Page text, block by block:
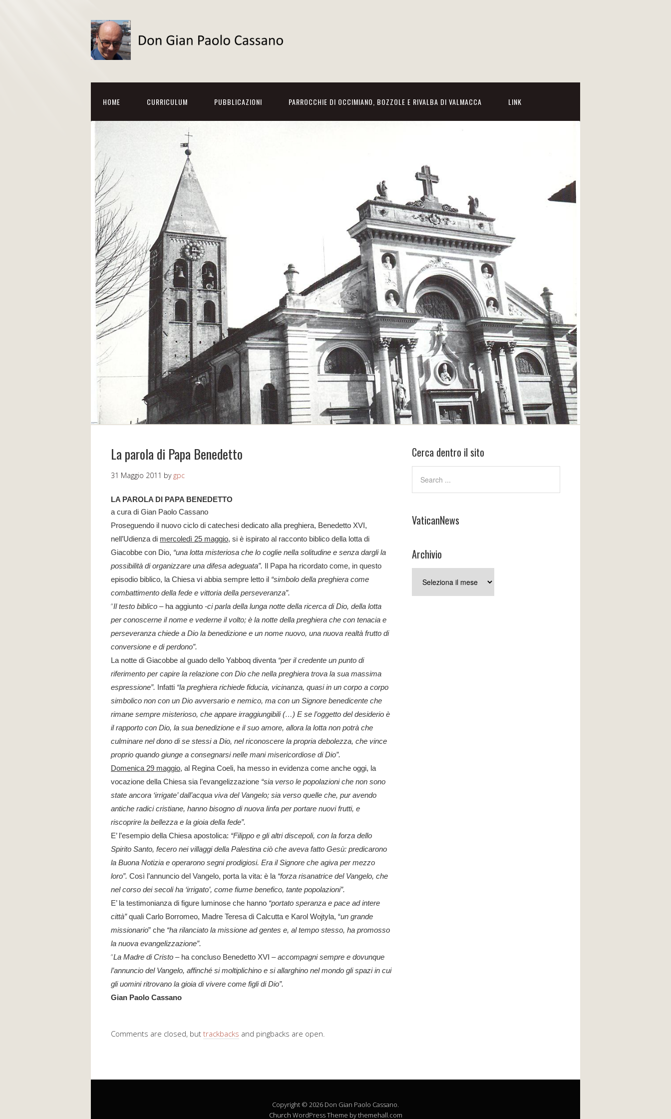
HOME CURRICULUM PUBBLICAZIONI PARROCCHIE DI OCCIMIANO, BOZZOLE E RIVALBA DI VALMACCA LINK
La parola di Papa Benedetto
31 Maggio 2011 by gpc
LA PAROLA DI PAPA BENEDETTO
a cura di Gian Paolo Cassano
Proseguendo il nuovo ciclo di catechesi dedicato alla preghiera, Benedetto XVI,
nell’Udienza di mercoledì 25 maggio, si è ispirato al racconto biblico della lotta di
Giacobbe con Dio, “una lotta misteriosa che lo coglie nella solitudine e senza dargli la
possibilità di organizzare una difesa adeguata”.
Il Papa ha ricordato come, in questo
episodio biblico, la Chiesa vi abbia sempre letto il “simbolo della preghiera come
combattimento della fede e vittoria della perseveranza”.
“Il testo biblico – ha aggiunto -ci parla della lunga notte della ricerca di Dio, della lotta
per conoscerne il nome e vederne il volto; è la notte della preghiera che con tenacia e
perseveranza chiede a Dio la benedizione e un nome nuovo, una nuova realtà frutto di
conversione e di perdono”.
La notte di Giacobbe al guado dello Yabboq diventa “per il credente un punto di
riferimento per capire la relazione con Dio che nella preghiera trova la sua massima
espressione”.
Infatti “la preghiera richiede fiducia, vicinanza, quasi in un corpo a corpo
simbolico non con un Dio avversario e nemico, ma con un Signore benedicente che
rimane sempre misterioso, che appare irraggiungibili (…) E se l’oggetto del desiderio è
il rapporto con Dio, la sua benedizione e il suo amore, allora la lotta non potrà che
culminare nel dono di se stessi a Dio, nel riconoscere la propria debolezza, che vince
proprio quando giunge a consegnarsi nelle mani misericordiose di Dio”.
Domenica 29 maggio, al Regina Coeli, ha messo in evidenza come anche oggi, la
vocazione della Chiesa sia l’evangelizzazione “sia verso le popolazioni che non sono
state ancora ‘irrigate’ dall’acqua viva del Vangelo; sia verso quelle che, pur avendo
antiche radici cristiane, hanno bisogno di nuova linfa per portare nuovi frutti, e
riscoprire la bellezza e la gioia della fede”.
E’ l’esempio della Chiesa apostolica: “Filippo e gli altri discepoli, con la forza dello
Spirito Santo, fecero nei villaggi della Palestina ciò che aveva fatto Gesù: predicarono
la Buona Notizia e operarono segni prodigiosi. Era il Signore che agiva per mezzo
loro”. Così l’annuncio del Vangelo, porta la vita: è la “forza risanatrice del Vangelo, che
nel corso dei secoli ha ‘irrigato’, come fiume benefico, tante popolazioni”.
E’ la testimonianza di figure luminose che hanno “portato speranza e pace ad intere
città”quali Carlo Borromeo, Madre Teresa di Calcutta e Karol Wojtyla, “un grande
missionario” che “ha rilanciato la missione ad gentes e, al tempo stesso, ha promosso
la nuova evangelizzazione”.
“La Madre di Cristo – ha concluso Benedetto XVI – accompagni sempre e dovunque
l’annuncio del Vangelo, affinché si moltiplichino e si allarghino nel mondo gli spazi in cui
gli uomini ritrovano la gioia di vivere come figli di Dio”.
Gian Paolo Cassano
Comments are closed, but trackbacks and pingbacks are open.
Cerca dentro il sito
VaticanNews
Archivio
Copyright © 2026 Don Gian Paolo Cassano.
Church WordPress Theme by themehall.com